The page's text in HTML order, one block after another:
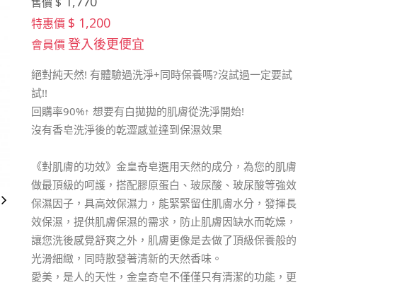
特惠價 $ 1,200
會員價登入後更便宜
絕對純天然! 有體驗過洗淨+同時保養嗎?沒試過一定要試
試!!
回購率90%↑ 想要有白拋拋的肌膚從洗淨開始!
沒有香皂洗淨後的乾澀感並達到保濕效果
《對肌膚的功效》金皇奇皂選用天然的成分，為您的肌膚
做最頂級的呵護，搭配膠原蛋白、玻尿酸、玻尿酸等強效
保濕因子，具高效保濕力，能緊緊留住肌膚水分，發揮長
效保濕，提供肌膚保濕的需求，防止肌膚因缺水而乾燥，
讓您洗後感覺舒爽之外，肌膚更像是去做了頂級保養般的
光滑細緻，同時散發著清新的天然香味。
愛美，是人的天性，金皇奇皂不僅僅只有清潔的功能，更